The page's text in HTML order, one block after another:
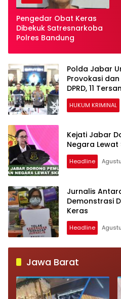
Pengedar Obat Keras
Dibekuk Satresnarkoba
Polres Bandung
Polda Jabar
Provokasi
DPRD, 11
HUKUM KRIMINAL
Kejati Jabar
Negara Lewat
Headline
Jurnalis
Demonstrasi
Keras
Headline
Jawa Barat